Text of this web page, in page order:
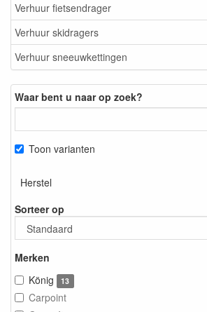
Verhuur fietsendrager
Verhuur skidragers
Verhuur sneeuwkettingen
Waar bent u naar op zoek?
Toon varianten
Herstel
Sorteer op
Merken
König
13
Carpoint